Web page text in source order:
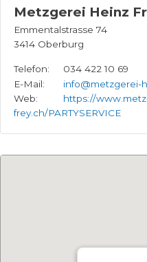
Metzgerei Heinz
Emmentalstrasse 74
3414 Oberburg
Telefon:
034 422 10 69
E-Mail:
info@metzgerei-
Web:
https://
frey.ch/PARTYSERVICE